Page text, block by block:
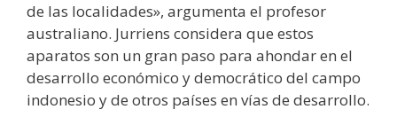
de las localidades», argumenta el profesor
australiano. Jurriens considera que estos
aparatos son un gran paso para ahondar en el
desarrollo económico y democrático del campo
indonesio y de otros países en vías de desarrollo.